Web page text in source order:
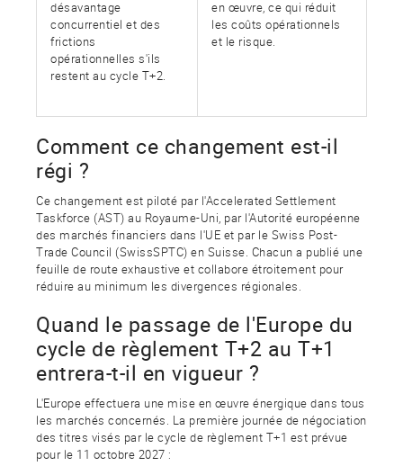
désavantage
concurrentiel et des
frictions
opérationnelles s'ils
restent au cycle T+2.
en œuvre, ce qui réduit
les coûts opérationnels
et le risque.
Comment ce changement est-il
régi ?
Ce changement est piloté par l'Accelerated Settlement
Taskforce (AST) au Royaume-Uni, par l'Autorité européenne
des marchés financiers dans l'UE et par le Swiss Post-
Trade Council (SwissSPTC) en Suisse. Chacun a publié une
feuille de route exhaustive et collabore étroitement pour
réduire au minimum les divergences régionales.
Quand le passage de l'Europe du
cycle de règlement T+2 au T+1
entrera-t-il en vigueur ?
L'Europe effectuera une mise en œuvre énergique dans tous
les marchés concernés. La première journée de négociation
des titres visés par le cycle de règlement T+1 est prévue
pour le 11 octobre 2027 :